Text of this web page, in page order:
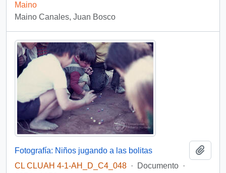
Maino
Maino Canales, Juan Bosco
Fotografía: Niños jugando a las bolitas
CL CLUAH 4-1-AH_D_C4_048 · Documento ·